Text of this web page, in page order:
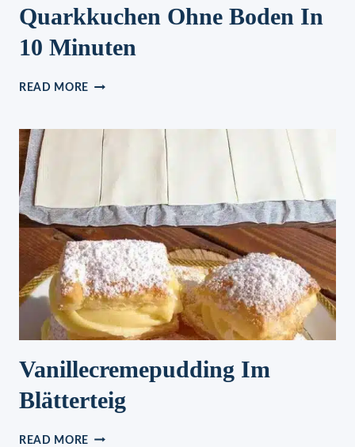
Quarkkuchen Ohne Boden In
10 Minuten
READ MORE DER
QUARKKUCHEN
OHNE
IN
10
MINUTEN
Vanillecremepudding Im
Blätterteig
READ MORE VANILLECREMEPUDDING